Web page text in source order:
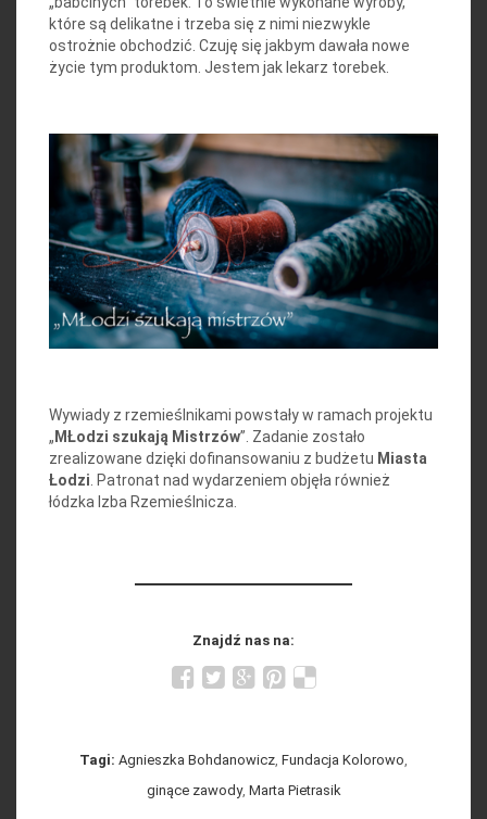
które są delikatne i trzeba się z nimi niezwykle
ostrożnie obchodzić. Czuję się jakbym dawała nowe
życie tym produktom. Jestem jak lekarz torebek.
Wywiady z rzemieślnikami powstały w ramach projektu
„ MŁodzi szukają Mistrzów”. Zadanie zostało
zrealizowane dzięki dofinansowaniu z budżetu Miasta
Łodzi. Patronat nad wydarzeniem objęła również
łódzka Izba Rzemieślnicza.
Znajdź nas na:
Tagi: Agnieszka Bohdanowicz, Fundacja Kolorowo,
ginące zawody, Marta Pietrasik